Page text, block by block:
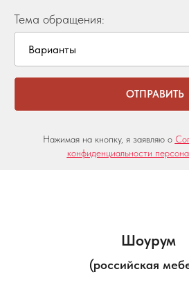
Тема обращения:
ОТПРАВИТЬ
Нажимая на кнопку, я заявляю о
конфиденциальности
Шоурум
(российская